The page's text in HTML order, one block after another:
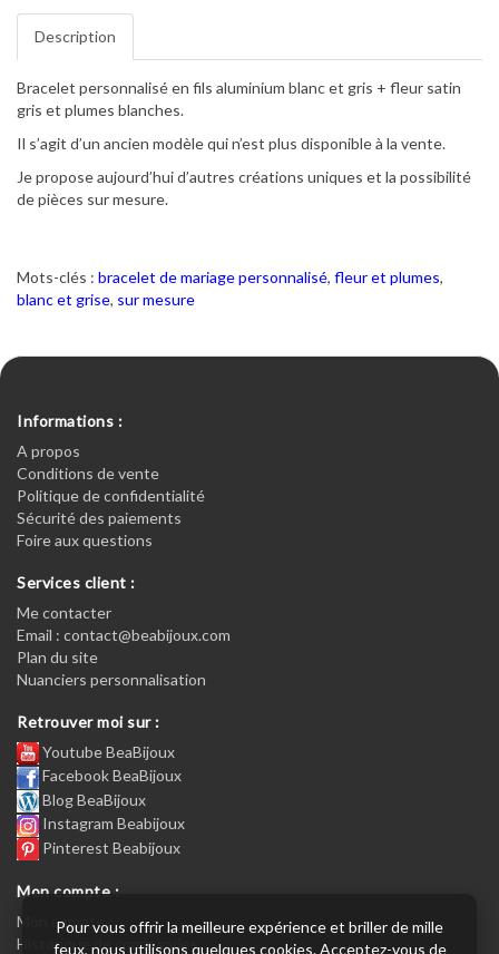
Description
Bracelet personnalisé en fils aluminium blanc et gris + fleur satin
gris et plumes blanches.
Il s’agit d’un ancien modèle qui n’est plus disponible à la vente.
Je propose aujourd’hui d’autres créations uniques et la possibilité
de pièces sur mesure.
Mots-clés : bracelet de mariage personnalisé, fleur et plumes,
blanc et grise, sur mesure
Informations :
A propos
Conditions de vente
Politique de confidentialité
Sécurité des paiements
Foire aux questions
Services client :
Me contacter
Email : contact@beabijoux.com
Plan du site
Nuanciers personnalisation
Retrouver moi sur :
Youtube BeaBijoux
Facebook BeaBijoux
Blog BeaBijoux
Instagram Beabijoux
Pinterest Beabijoux
Mon compte :
Mon compte :
Historique de commandes
Pour vous offrir la meilleure expérience et briller de mille
feux, nous utilisons quelques cookies. Acceptez-vous de